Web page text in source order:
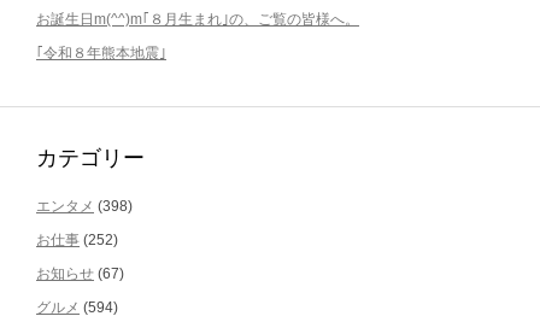
お誕生日m(^^)m｢８月生まれ｣の、ご覧の皆様へ。
｢令和８年熊本地震｣
カテゴリー
エンタメ (398)
お仕事 (252)
お知らせ (67)
グルメ (594)